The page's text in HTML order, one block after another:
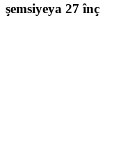
şemsiyeya 27 înç